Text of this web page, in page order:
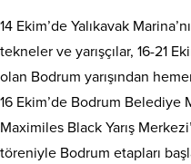
14 Ekim’de Yalıkavak
tekneler ve yarışçılar, 16-21
olan Bodrum yarışından
16 Ekim’de Bodrum Belediye
Maximiles Black Yarış
töreniyle Bodrum etapları